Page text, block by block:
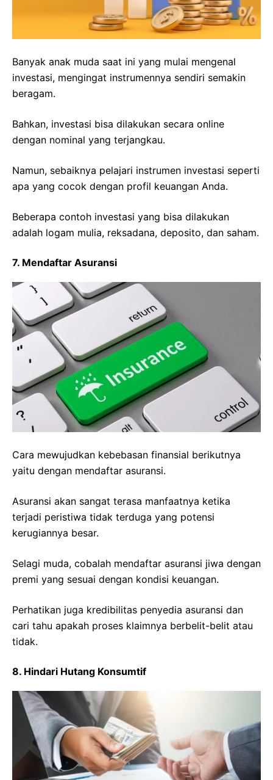
Banyak anak muda saat ini yang mulai mengenal
investasi, mengingat instrumennya sendiri semakin
beragam.
Bahkan, investasi bisa dilakukan secara online
dengan nominal yang terjangkau.
Namun, sebaiknya pelajari instrumen investasi seperti
apa yang cocok dengan profil keuangan Anda.
Beberapa contoh investasi yang bisa dilakukan
adalah logam mulia, reksadana, deposito, dan saham.
7. Mendaftar Asuransi
Cara mewujudkan kebebasan finansial berikutnya
yaitu dengan mendaftar asuransi.
Asuransi akan sangat terasa manfaatnya ketika
terjadi peristiwa tidak terduga yang potensi
kerugiannya besar.
Selagi muda, cobalah mendaftar asuransi jiwa dengan
premi yang sesuai dengan kondisi keuangan.
Perhatikan juga kredibilitas penyedia asuransi dan
cari tahu apakah proses klaimnya berbelit-belit atau
tidak.
8. Hindari Hutang Konsumtif